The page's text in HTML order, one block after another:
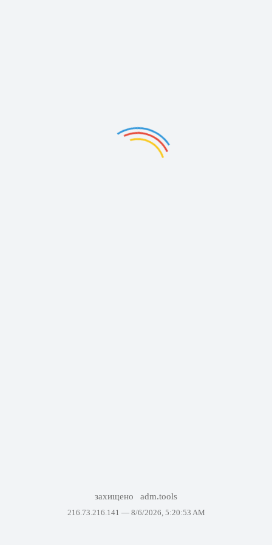
захищено adm.tools
216.73.216.141 — 8/6/2026, 5:20:53 AM